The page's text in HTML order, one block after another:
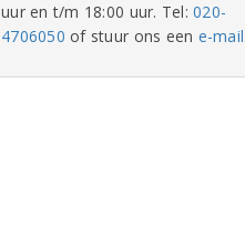
uur en t/m 18:00 uur. Tel:020-
4706050 of stuur ons een e-mail